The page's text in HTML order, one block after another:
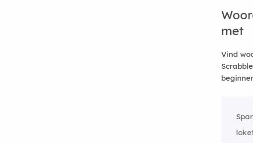
met
Vind